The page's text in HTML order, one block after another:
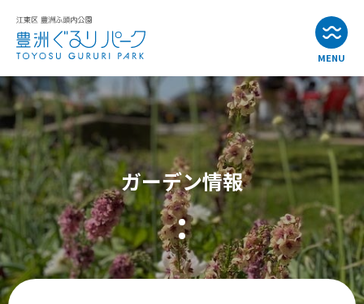
MENU
お知らせ
イベント情報
公園・施設紹介
アクセス
ガーデン情報